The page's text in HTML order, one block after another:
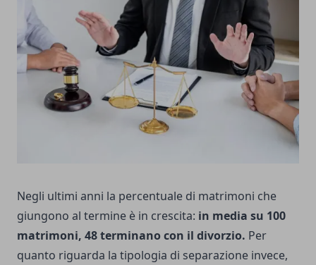
Negli ultimi anni la percentuale di matrimoni che
giungono al termine è in crescita: in media su 100
matrimoni, 48 terminano con il divorzio. Per
quanto riguarda la tipologia di separazione invece,